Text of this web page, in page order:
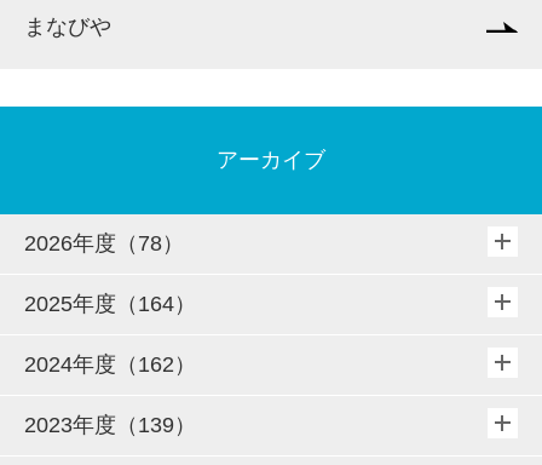
まなびや
アーカイブ
2026年度（78）
2025年度（164）
2024年度（162）
2023年度（139）